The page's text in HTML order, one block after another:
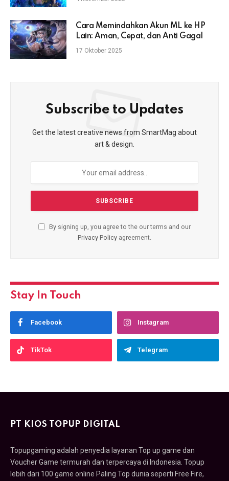
Cara Memindahkan Akun ML ke HP
Lain: Aman, Cepat, dan Anti Gagal
17 Oktober 2025
Subscribe to Updates
Get the latest creative news from SmartMag about
art & design.
By signing up, you agree to the our terms and our
Privacy Policy agreement.
Stay In Touch
Facebook Instagram
TikTok Telegram
PT KIOS TOPUP DIGITAL
Topupgaming adalah penyedia layanan Top up game dan
Voucher Game termurah dan terpercaya di Indonesia. Topup
lebih dari 100 game online Paling Top dunia seperti Free Fire,